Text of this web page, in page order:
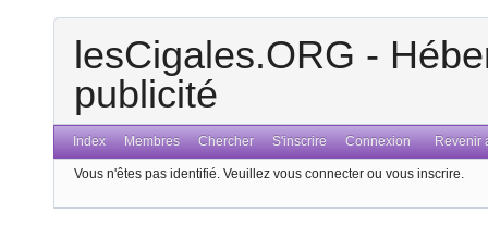
lesCigales.ORG -
publicité
Index Membres Chercher S'inscrire Connexion Revenir
Vous n'êtes pas identifié. Veuillez vous connecter ou vous inscrire.